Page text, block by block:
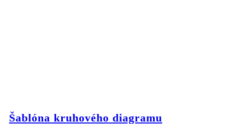
Šablóna kruhového diagramu